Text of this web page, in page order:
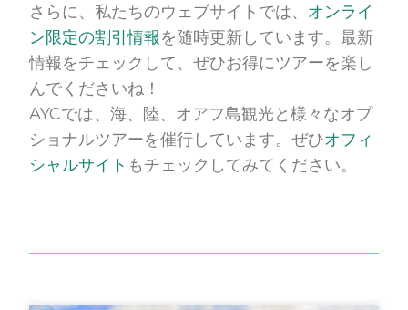
さらに、私たちのウェブサイトでは、 オンライ
ン限定の割引情報を随時更新しています。最新
情報をチェックして、ぜひお得にツアーを楽し
んでくださいね！
AYCでは、海、陸、オアフ島観光と様々なオプ
ショナルツアーを催行しています。ぜひオフィ
シャルサイト もチェックしてみてください。